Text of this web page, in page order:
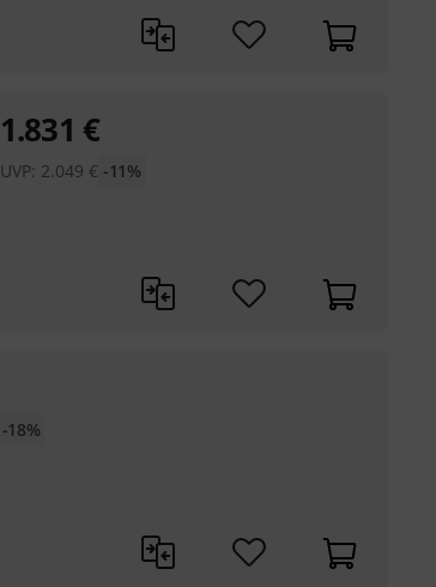
1.831 €
UVP: 2.049 € -11%
-18%